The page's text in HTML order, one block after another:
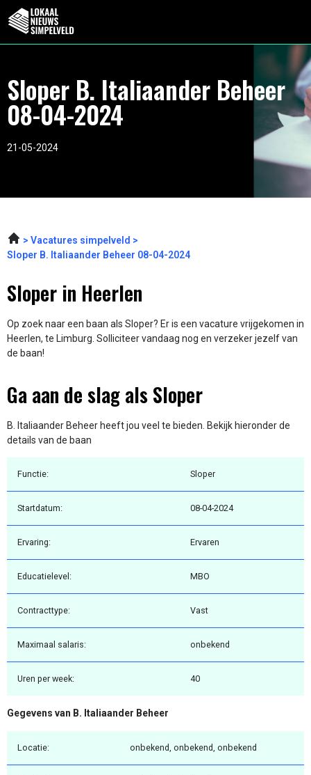
Sloper B. Italiaander Beheer
08-04-2024
21-05-2024
Vacatures simpelveld
Sloper B. Italiaander Beheer 08-04-2024
Sloper in Heerlen
Op zoek naar een baan als Sloper? Er is een vacature vrijgekomen in
Heerlen, te Limburg. Solliciteer vandaag nog en verzeker jezelf van
de baan!
Ga aan de slag als Sloper
B. Italiaander Beheer heeft jou veel te bieden. Bekijk hieronder de
details van de baan
Functie: Sloper
Startdatum: 08-04-2024
Ervaring: Ervaren
Educatielevel: MBO
Contracttype: Vast
Maximaal salaris: onbekend
Uren per week: 40
Gegevens van B. Italiaander Beheer
Locatie: onbekend, onbekend, onbekend